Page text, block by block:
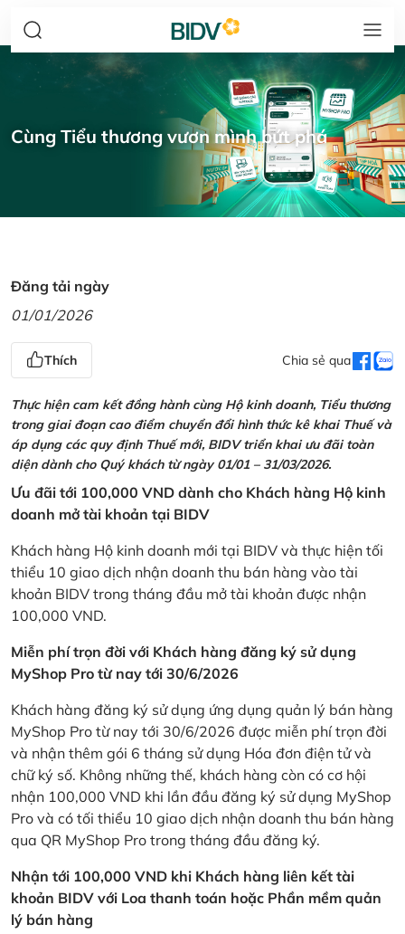
Cùng Tiểu thương vươn mình bứt phá
Đăng tải ngày
01/01/2026
Thích Chia sẻ qua
Thực hiện cam kết đồng hành cùng Hộ kinh doanh, Tiểu thương
trong giai đoạn cao điểm chuyển đổi hình thức kê khai Thuế và
áp dụng các quy định Thuế mới, BIDV triển khai ưu đãi toàn
diện dành cho Quý khách từ ngày 01/01 – 31/03/2026.
Ưu đãi tới 100,000 VND dành cho Khách hàng Hộ kinh
doanh mở tài khoản tại BIDV
Khách hàng Hộ kinh doanh mới tại BIDV và thực hiện tối
thiểu 10 giao dịch nhận doanh thu bán hàng vào tài
khoản BIDV trong tháng đầu mở tài khoản được nhận
100,000 VND.
Miễn phí trọn đời với Khách hàng đăng ký sử dụng
MyShop Pro từ nay tới 30/6/2026
Khách hàng đăng ký sử dụng ứng dụng quản lý bán hàng
MyShop Pro từ nay tới 30/6/2026 được miễn phí trọn đời
và nhận thêm gói 6 tháng sử dụng Hóa đơn điện tử và
chữ ký số. Không những thế, khách hàng còn có cơ hội
nhận 100,000 VND khi lần đầu đăng ký sử dụng MyShop
Pro và có tối thiểu 10 giao dịch nhận doanh thu bán hàng
qua QR MyShop Pro trong tháng đầu đăng ký.
Nhận tới 100,000 VND khi Khách hàng liên kết tài
khoản BIDV với Loa thanh toán hoặc Phần mềm quản
lý bán hàng